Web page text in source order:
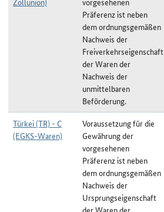
Präferenz ist neben
dem ordnungsgemäßen
Nachweis der
Freiverkehrseigenschaft
der Waren der
Nachweis der
unmittelbaren
Beförderung.
Türkei (TR) - C
(EGKS-Waren)
Voraussetzung für die
Gewährung der
vorgesehenen
Präferenz ist neben
dem ordnungsgemäßen
Nachweis der
Ursprungseigenschaft
der Waren der